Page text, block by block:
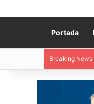
Portada
Breaking News